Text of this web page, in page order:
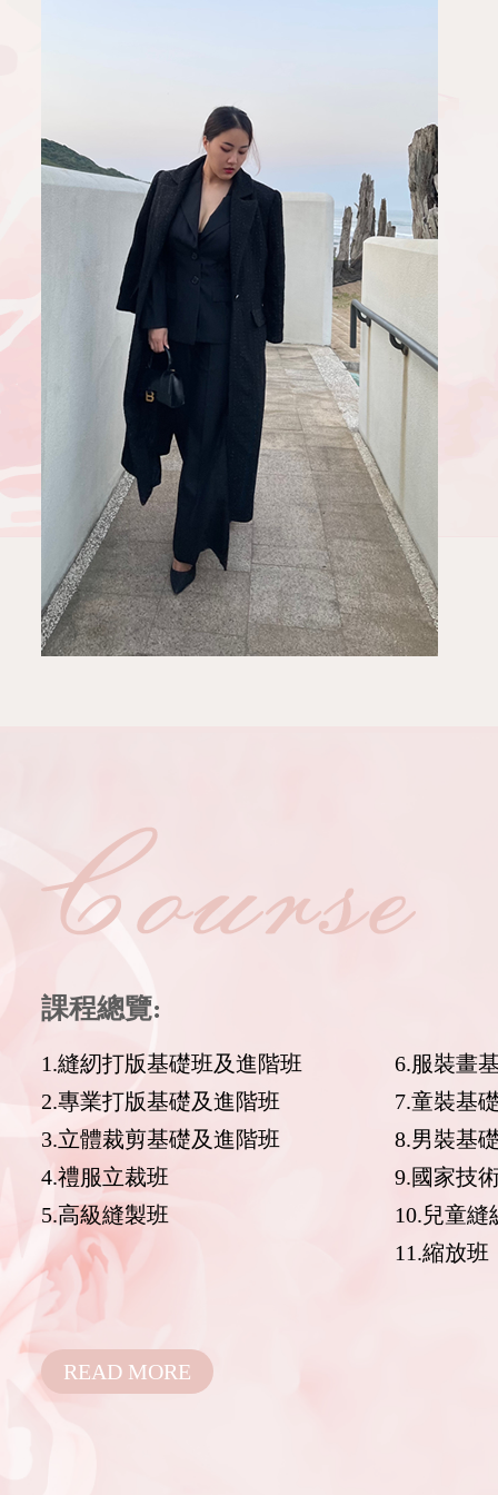
課程總覽:
1.縫紉打版基礎班及進階班
2.專業打版基礎及進階班
3.立體裁剪基礎及進階班
4.禮服立裁班
5.高級縫製班
6.服裝畫
7.童裝基
8.男裝基
9.國家技
10.兒童縫
11.縮放班
READ MORE